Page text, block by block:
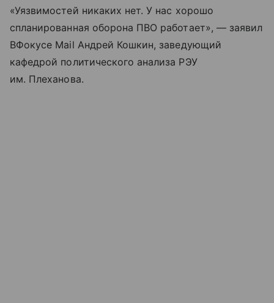
«Уязвимостей никаких нет. У нас хорошо
спланированная оборона ПВО работает», — заявил
ВФокусе Mail Андрей Кошкин, заведующий
кафедрой политического анализа РЭУ
им. Плеханова.